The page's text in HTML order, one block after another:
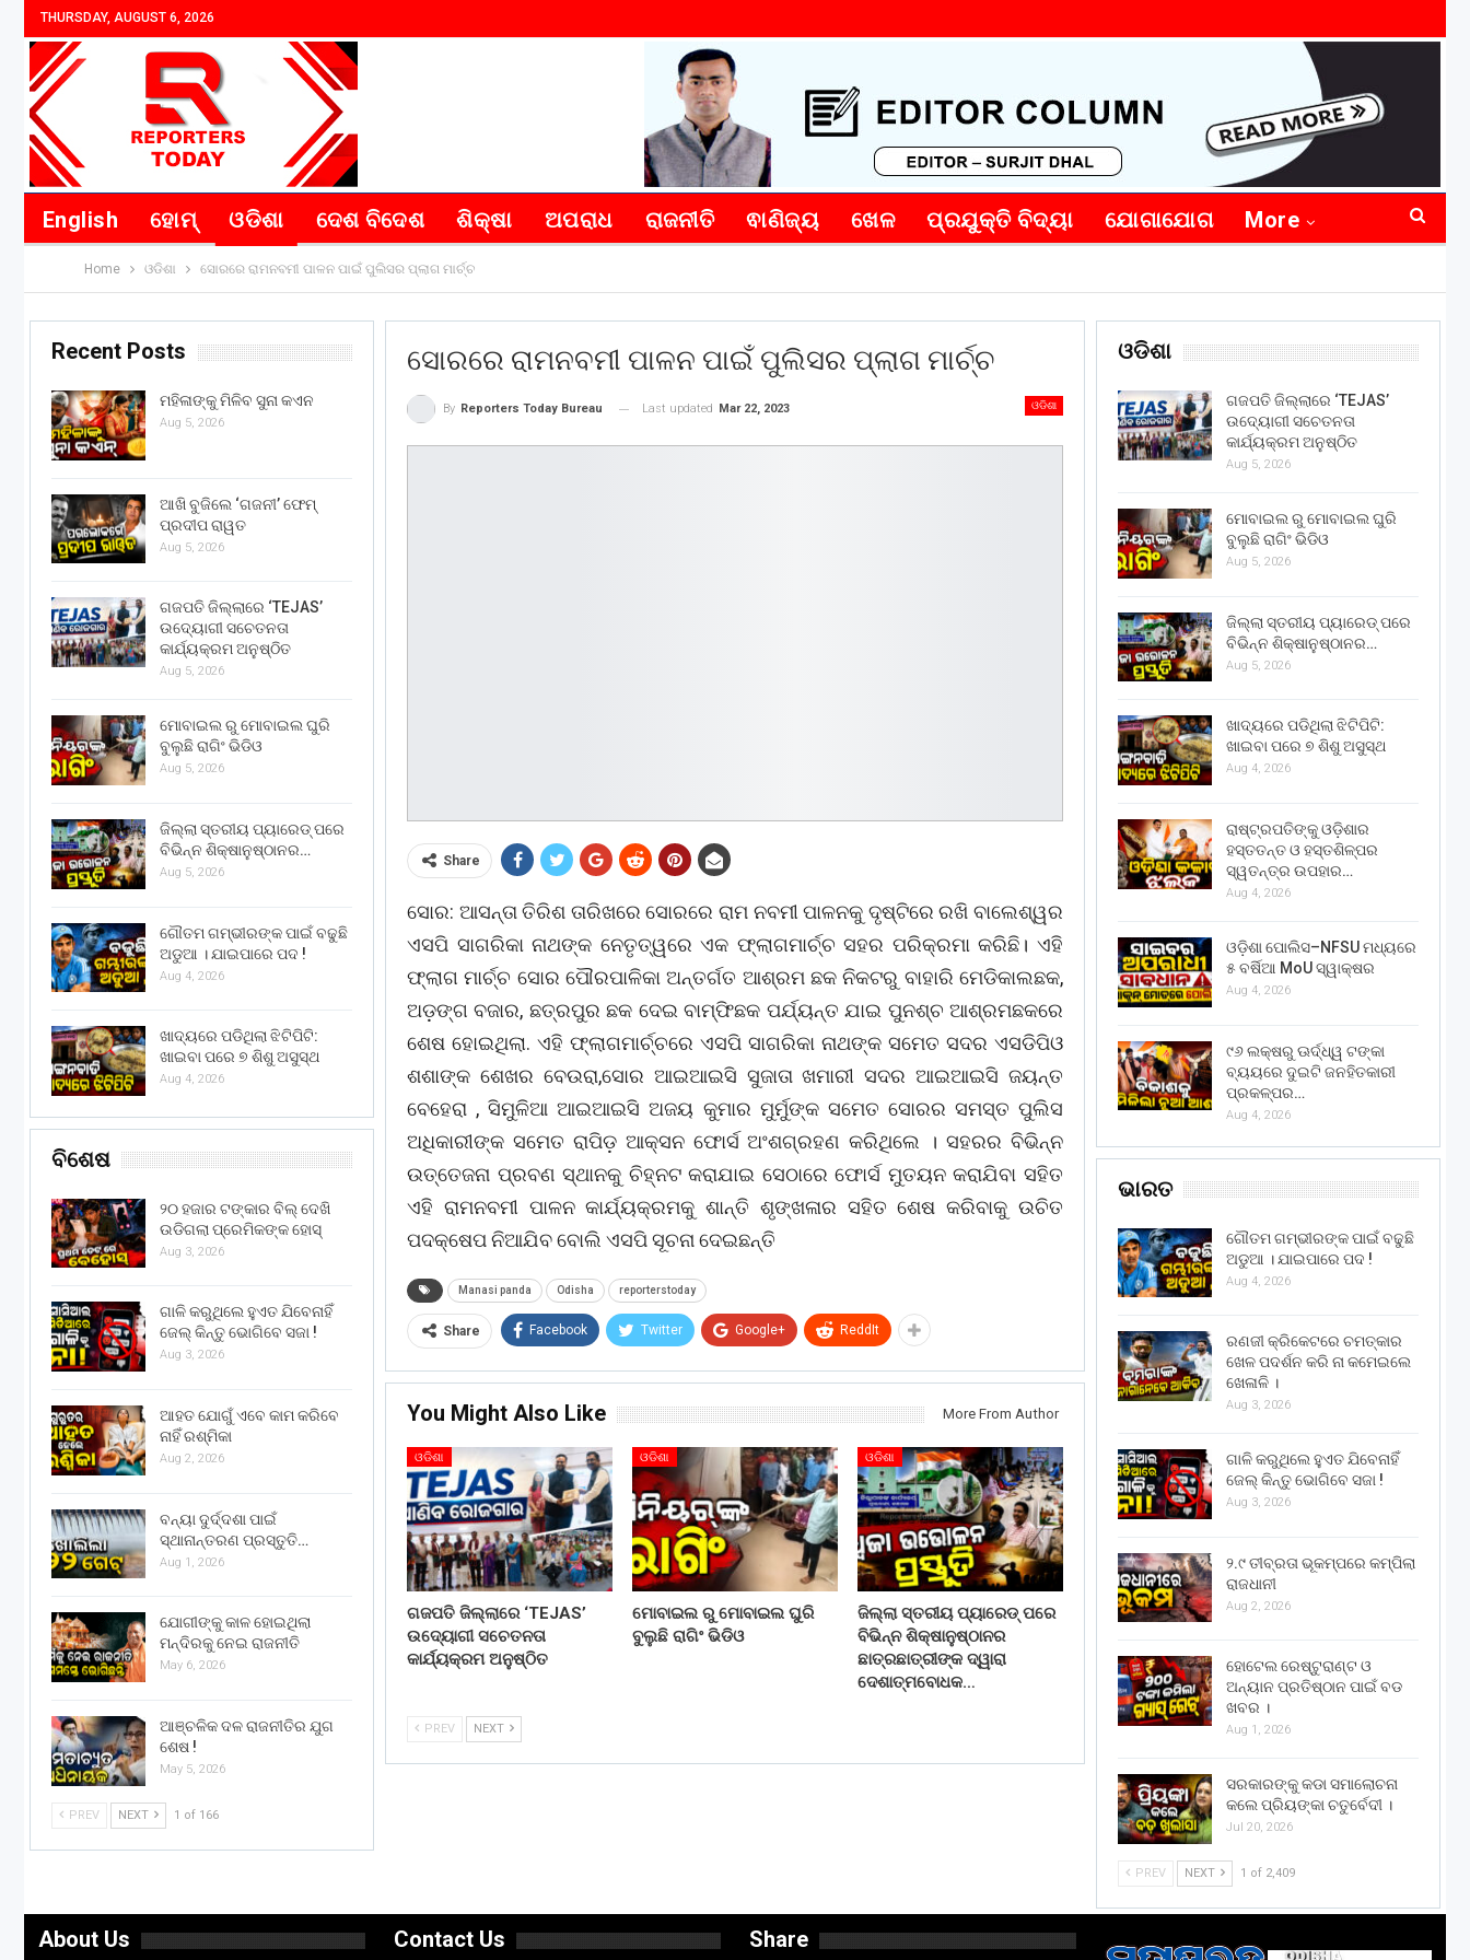
THURSDAY, AUGUST 6, 2026
English ହୋମ୍ ଓଡିଶା ଦେଶ ବିଦେଶ ଶିକ୍ଷା ଅପରାଧ ରାଜନୀତି ଵାଣିଜ୍ୟ ଖେଳ ପ୍ରଯୁକ୍ତି ବିଦ୍ୟା ଯୋଗାଯୋଗ More
Home ଓଡିଶା ସୋରରେ ରାମନବମୀ ପାଳନ ପାଇଁ ପୁଲିସର ପ୍ଲାଗ ମାର୍ଚ୍ଚ
ସୋରରେ ରାମନବମୀ ପାଳନ ପାଇଁ ପୁଲିସର ପ୍ଲାଗ ମାର୍ଚ୍ଚ
ଓଡିଶା
By Reporters Today Bureau Last updated Mar 22, 2023
Share
ସୋର: ଆସନ୍ତା ତିରିଶ ତାରିଖରେ ସୋରରେ ରାମ ନବମୀ ପାଳନକୁ ଦୃଷ୍ଟିରେ ରଖି ବାଲେଶ୍ୱର
ଏସପି ସାଗରିକା ନାଥଙ୍କ ନେତୃତ୍ୱରେ ଏକ ଫ୍ଲାଗମାର୍ଚ୍ଚ ସହର ପରିକ୍ରମା କରିଛି। ଏହି
ଫ୍ଲାଗ ମାର୍ଚ୍ଚ ସୋର ପୌରପାଳିକା ଅନ୍ତର୍ଗତ ଆଶ୍ରମ ଛକ ନିକଟରୁ ବାହାରି ମେଡିକାଲଛକ,
ଅଡ଼ଙ୍ଗ ବଜାର, ଛତ୍ରପୁର ଛକ ଦେଇ ବାମ୍ଫିଛକ ପର୍ଯ୍ୟନ୍ତ ଯାଇ ପୁନଶ୍ଚ ଆଶ୍ରମଛକରେ
ଶେଷ ହୋଇଥିଲା. ଏହି ଫ୍ଲାଗମାର୍ଚ୍ଚରେ ଏସପି ସାଗରିକା ନାଥଙ୍କ ସମେତ ସଦର ଏସଡିପିଓ
ଶଶାଙ୍କ ଶେଖର ବେଉରା,ସୋର ଆଇଆଇସି ସୁଜାତା ଖମାରୀ ସଦର ଆଇଆଇସି ଜୟନ୍ତ
ବେହେରା , ସିମୁଳିଆ ଆଇଆଇସି ଅଜୟ କୁମାର ମୁର୍ମୁଙ୍କ ସମେତ ସୋରର ସମସ୍ତ ପୁଲିସ
ଅଧିକାରୀଙ୍କ ସମେତ ରାପିଡ଼ ଆକ୍ସନ ଫୋର୍ସ ଅଂଶଗ୍ରହଣ କରିଥିଲେ । ସହରର ବିଭିନ୍ନ
ଉତ୍ତେଜନା ପ୍ରବଣ ସ୍ଥାନକୁ ଚିହ୍ନଟ କରାଯାଇ ସେଠାରେ ଫୋର୍ସ ମୁତୟନ କରାଯିବା ସହିତ
ଏହି ରାମନବମୀ ପାଳନ କାର୍ଯ୍ୟକ୍ରମକୁ ଶାନ୍ତି ଶୃଙ୍ଖଳାର ସହିତ ଶେଷ କରିବାକୁ ଉଚିତ
ପଦକ୍ଷେପ ନିଆଯିବ ବୋଲି ଏସପି ସୂଚନା ଦେଇଛନ୍ତି
Manasi panda Odisha reporterstoday
Share Facebook Twitter Google+ ReddIt
You Might Also Like More From Author
ଓଡିଶା
ଗଜପତି ଜିଲ୍ଲାରେ ‘TEJAS’
ଉଦ୍ୟୋଗୀ ସଚେତନତା
କାର୍ଯ୍ୟକ୍ରମ ଅନୁଷ୍ଠିତ
ଓଡିଶା
ମୋବାଇଲ ରୁ ମୋବାଇଲ ଘୁରି
ବୁଲୁଛି ରାଗିଂ ଭିଡିଓ
ଓଡିଶା
ଜିଲ୍ଲା ସ୍ତରୀୟ ପ୍ୟାରେଡ୍ ପରେ
ବିଭିନ୍ନ ଶିକ୍ଷାନୁଷ୍ଠାନର
ଛାତ୍ରଛାତ୍ରୀଙ୍କ ଦ୍ୱାରା
ଦେଶାତ୍ମବୋଧକ…
PREV NEXT
ଓଡିଶା
ଗଜପତି ଜିଲ୍ଲାରେ ‘TEJAS’
ଉଦ୍ୟୋଗୀ ସଚେତନତା
କାର୍ଯ୍ୟକ୍ରମ ଅନୁଷ୍ଠିତ
Aug 5, 2026
ମୋବାଇଲ ରୁ ମୋବାଇଲ ଘୁରି
ବୁଲୁଛି ରାଗିଂ ଭିଡିଓ
Aug 5, 2026
ଜିଲ୍ଲା ସ୍ତରୀୟ ପ୍ୟାରେଡ୍ ପରେ
ବିଭିନ୍ନ ଶିକ୍ଷାନୁଷ୍ଠାନର…
Aug 5, 2026
ଖାଦ୍ୟରେ ପଡିଥିଲା ଝିଟିପିଟି:
ଖାଇବା ପରେ ୭ ଶିଶୁ ଅସୁସ୍ଥ
Aug 4, 2026
ରାଷ୍ଟ୍ରପତିଙ୍କୁ ଓଡ଼ିଶାର
ହସ୍ତତନ୍ତ ଓ ହସ୍ତଶିଳ୍ପର
ସ୍ୱତନ୍ତ୍ର ଉପହାର…
Aug 4, 2026
ଓଡ଼ିଶା ପୋଲିସ–NFSU ମଧ୍ୟରେ
୫ ବର୍ଷିଆ MoU ସ୍ୱାକ୍ଷର
Aug 4, 2026
୯୬ ଲକ୍ଷରୁ ଊର୍ଦ୍ଧ୍ୱ ଟଙ୍କା
ବ୍ୟୟରେ ଦୁଇଟି ଜନହିତକାରୀ
ପ୍ରକଳ୍ପର…
Aug 4, 2026
ଭାରତ
ଗୌତମ ଗମ୍ଭୀରଙ୍କ ପାଇଁ ବଢୁଛି
ଅଡୁଆ । ଯାଇପାରେ ପଦ !
Aug 4, 2026
ରଣଜୀ କ୍ରିକେଟରେ ଚମତ୍କାର
ଖେଳ ପଦର୍ଶନ କରି ନା କମେଇଲେ
ଖେଳାଳି ।
Aug 3, 2026
ଗାଳି କରୁଥିଲେ ହୁଏତ ଯିବେନାହିଁ
ଜେଲ୍ କିନ୍ତୁ ଭୋଗିବେ ସଜା !
Aug 3, 2026
୨.୯ ତୀବ୍ରତା ଭୂକମ୍ପରେ କମ୍ପିଲା
ରାଜଧାନୀ
Aug 2, 2026
ହୋଟେଲ ରେଷ୍ଟୁରାଣ୍ଟ ଓ
ଅନ୍ୟାନ ପ୍ରତିଷ୍ଠାନ ପାଇଁ ବଡ
ଖବର ।
Aug 1, 2026
ସରକାରଙ୍କୁ କଡା ସମାଲୋଚନା
କଲେ ପ୍ରିୟଙ୍କା ଚତୁର୍ବେଦୀ ।
Jul 20, 2026
PREV NEXT 1 of 2,409
Recent Posts
ମହିଳାଙ୍କୁ ମିଳିବ ସୁନା କଏନ
Aug 5, 2026
ଆଖି ବୁଜିଲେ ‘ଗଜନୀ’ ଫେମ୍
ପ୍ରଦୀପ ରାୱତ
Aug 5, 2026
ଗଜପତି ଜିଲ୍ଲାରେ ‘TEJAS’
ଉଦ୍ୟୋଗୀ ସଚେତନତା
କାର୍ଯ୍ୟକ୍ରମ ଅନୁଷ୍ଠିତ
Aug 5, 2026
ମୋବାଇଲ ରୁ ମୋବାଇଲ ଘୁରି
ବୁଲୁଛି ରାଗିଂ ଭିଡିଓ
Aug 5, 2026
ଜିଲ୍ଲା ସ୍ତରୀୟ ପ୍ୟାରେଡ୍ ପରେ
ବିଭିନ୍ନ ଶିକ୍ଷାନୁଷ୍ଠାନର…
Aug 5, 2026
ଗୌତମ ଗମ୍ଭୀରଙ୍କ ପାଇଁ ବଢୁଛି
ଅଡୁଆ । ଯାଇପାରେ ପଦ !
Aug 4, 2026
ଖାଦ୍ୟରେ ପଡିଥିଲା ଝିଟିପିଟି:
ଖାଇବା ପରେ ୭ ଶିଶୁ ଅସୁସ୍ଥ
Aug 4, 2026
ବିଶେଷ
୨୦ ହଜାର ଟଙ୍କାର ବିଲ୍ ଦେଖି
ଉଡିଗଲା ପ୍ରେମିକଙ୍କ ହୋସ୍
Aug 3, 2026
ଗାଳି କରୁଥିଲେ ହୁଏତ ଯିବେନାହିଁ
ଜେଲ୍ କିନ୍ତୁ ଭୋଗିବେ ସଜା !
Aug 3, 2026
ଆହତ ଯୋଗୁଁ ଏବେ କାମ କରିବେ
ନାହିଁ ରଶ୍ମିକା
Aug 2, 2026
ବନ୍ୟା ଦୁର୍ଦ୍ଦଶା ପାଇଁ
ସ୍ଥାନାନ୍ତରଣ ପ୍ରସ୍ତୁତି…
Aug 1, 2026
ଯୋଗୀଙ୍କୁ କାଳ ହୋଇଥିଲା
ମନ୍ଦିରକୁ ନେଇ ରାଜନୀତି
May 6, 2026
ଆଞ୍ଚଳିକ ଦଳ ରାଜନୀତିର ଯୁଗ
ଶେଷ !
May 5, 2026
PREV NEXT 1 of 166
About Us Contact Us Share